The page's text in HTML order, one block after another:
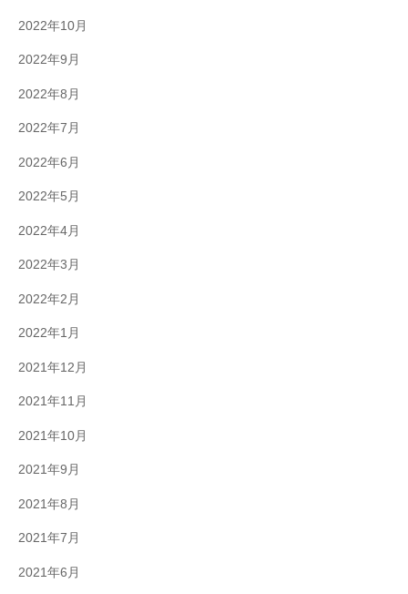
2022年10月
2022年9月
2022年8月
2022年7月
2022年6月
2022年5月
2022年4月
2022年3月
2022年2月
2022年1月
2021年12月
2021年11月
2021年10月
2021年9月
2021年8月
2021年7月
2021年6月